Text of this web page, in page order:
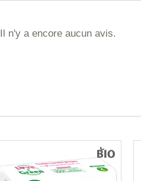
Il n'y a encore aucun avis.